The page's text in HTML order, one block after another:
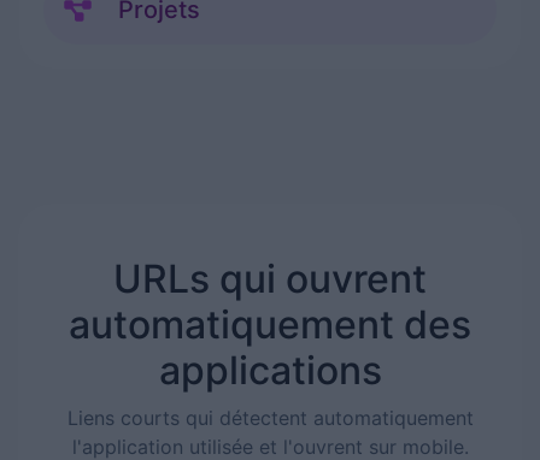
Projets
URLs qui ouvrent
automatiquement des
applications
Liens courts qui détectent automatiquement
l'application utilisée et l'ouvrent sur mobile.